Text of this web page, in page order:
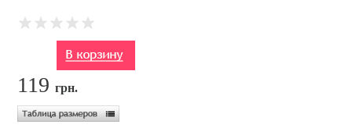
119грн.